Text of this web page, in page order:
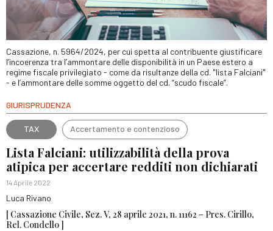
Cassazione, n. 5964/2024, per cui spetta al contribuente giustificare
l’incoerenza tra l’ammontare delle disponibilità in un Paese estero a
regime fiscale privilegiato - come da risultanze della cd. "lista Falciani"
- e l’ammontare delle somme oggetto del cd. “scudo fiscale”.
GIURISPRUDENZA
TAX Accertamento e contenzioso
Lista Falciani: utilizzabilità della prova
atipica per accertare redditi non dichiarati
14 Aprile 2022
Luca Rivano
[ Cassazione Civile, Sez. V, 28 aprile 2021, n. 11162 – Pres. Cirillo,
Rel. Condello ]